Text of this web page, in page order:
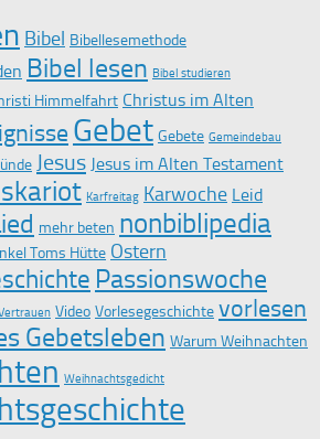
Bibel Bibellesemethode
Bibel lesen Bibel studieren
Himmelfahrt Christus im Alten
Gebet Gebete Gemeindebau
Jesus Jesus im Alten Testament
Karfreitag Karwoche Leid
mehr beten nonbiblipedia
Toms Hütte Ostern
Passionswoche
Video Vorlesegeschichte vorlesen
Gebetsleben Warum Weihnachten
Weihnachtsgedicht